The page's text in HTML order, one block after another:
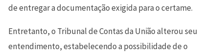
de entregar a documentação exigida para o certame.
Entretanto, o Tribunal de Contas da União alterou seu
entendimento, estabelecendo a possibilidade de o